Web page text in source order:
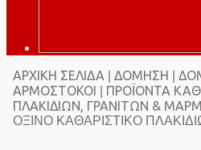
ΑΡΧΙΚΉ ΣΕΛΊΔΑ ΔΌΜΗΣΗ
ΑΡΜΌΣΤΟΚΟΙ
ΠΡΟΪΌΝΤΑ
ΠΛΑΚΙΔΊΩΝ, ΓΡΑΝΙΤΏΝ &
ΌΞΙΝΟ ΚΑΘΑΡΙΣΤΙΚΌ